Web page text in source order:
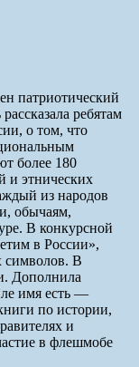
патриотический
ребятам
о том, что
более 180
и этнических
из народов
обычаям,
В конкурсной
в России»,
символов. В
Дополнила
имя есть —
по истории,
и
в флешмобе